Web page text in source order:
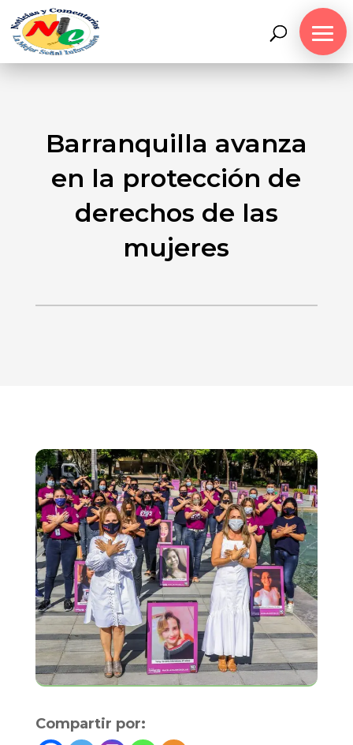
Barranquilla avanza
en la protección de
derechos de las
mujeres
Compartir por: